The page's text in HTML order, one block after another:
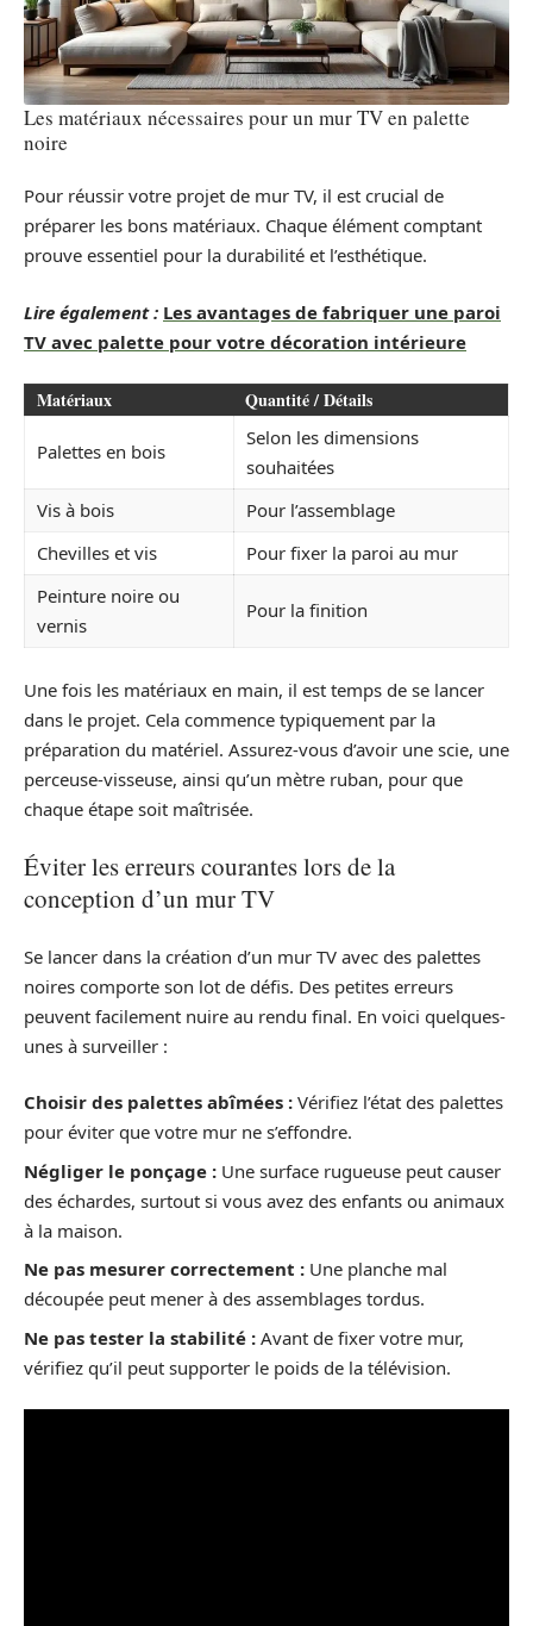
Les matériaux nécessaires pour un mur TV en palette
noire
Pour réussir votre projet de mur TV, il est crucial de
préparer les bons matériaux. Chaque élément comptant
prouve essentiel pour la durabilité et l’esthétique.
Lire également : Les avantages de fabriquer une paroi
TV avec palette pour votre décoration intérieure
Matériaux Quantité / Détails
Palettes en bois
Selon les dimensions
souhaitées
Vis à bois
Pour l’assemblage
Chevilles et vis
Pour fixer la paroi au mur
Peinture noire ou
vernis
Pour la finition
Une fois les matériaux en main, il est temps de se lancer
dans le projet. Cela commence typiquement par la
préparation du matériel. Assurez-vous d’avoir une scie, une
perceuse-visseuse, ainsi qu’un mètre ruban, pour que
chaque étape soit maîtrisée.
Éviter les erreurs courantes lors de la
conception d’un mur TV
Se lancer dans la création d’un mur TV avec des palettes
noires comporte son lot de défis. Des petites erreurs
peuvent facilement nuire au rendu final. En voici quelques-
unes à surveiller :
Choisir des palettes abîmées : Vérifiez l’état des palettes
pour éviter que votre mur ne s’effondre.
Négliger le ponçage : Une surface rugueuse peut causer
des échardes, surtout si vous avez des enfants ou animaux
à la maison.
Ne pas mesurer correctement : Une planche mal
découpée peut mener à des assemblages tordus.
Ne pas tester la stabilité : Avant de fixer votre mur,
vérifiez qu’il peut supporter le poids de la télévision.